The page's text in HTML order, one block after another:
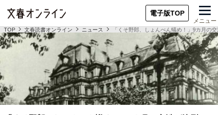
電子版TOP
メニュー
TOP 文春読書オンライン ニュース 「くそ野郎、しょんべん蟻め！」9カ月の